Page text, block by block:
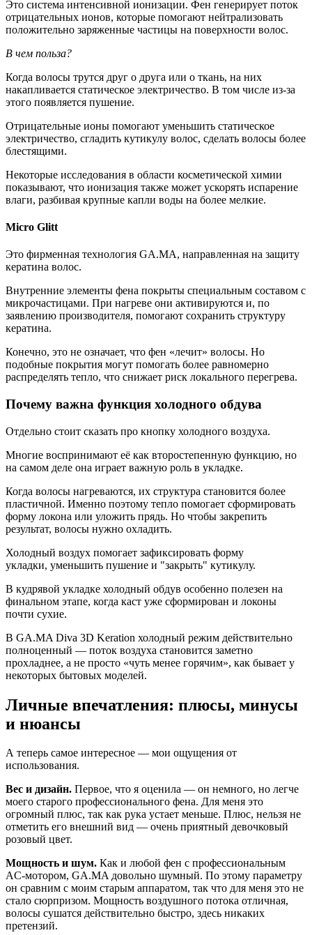
Это система интенсивной ионизации. Фен генерирует поток
отрицательных ионов, которые помогают нейтрализовать
положительно заряженные частицы на поверхности волос.
В чем польза?
Когда волосы трутся друг о друга или о ткань, на них
накапливается статическое электричество. В том числе из-за
этого появляется пушение.
Отрицательные ионы помогают уменьшить статическое
электричество, сгладить кутикулу волос, сделать волосы более
блестящими.
Некоторые исследования в области косметической химии
показывают, что ионизация также может ускорять испарение
влаги, разбивая крупные капли воды на более мелкие.
Micro Glitt
Это фирменная технология GA.MA, направленная на защиту
кератина волос.
Внутренние элементы фена покрыты специальным составом с
микрочастицами. При нагреве они активируются и, по
заявлению производителя, помогают сохранить структуру
кератина.
Конечно, это не означает, что фен «лечит» волосы. Но
подобные покрытия могут помогать более равномерно
распределять тепло, что снижает риск локального перегрева.
Почему важна функция холодного обдува
Отдельно стоит сказать про кнопку холодного воздуха.
Многие воспринимают её как второстепенную функцию, но
на самом деле она играет важную роль в укладке.
Когда волосы нагреваются, их структура становится более
пластичной. Именно поэтому тепло помогает сформировать
форму локона или уложить прядь. Но чтобы закрепить
результат, волосы нужно охладить.
Холодный воздух помогает зафиксировать форму
укладки, уменьшить пушение и "закрыть" кутикулу.
В кудрявой укладке холодный обдув особенно полезен на
финальном этапе, когда каст уже сформирован и локоны
почти сухие.
В GA.MA Diva 3D Keration холодный режим действительно
полноценный — поток воздуха становится заметно
прохладнее, а не просто «чуть менее горячим», как бывает у
некоторых бытовых моделей.
Личные впечатления: плюсы, минусы
и нюансы
А теперь самое интересное — мои ощущения от
использования.
Вес и дизайн. Первое, что я оценила — он немного, но легче
моего старого профессионального фена. Для меня это
огромный плюс, так как рука устает меньше. Плюс, нельзя не
отметить его внешний вид — очень приятный девочковый
розовый цвет.
Мощность и шум. Как и любой фен с профессиональным
AC-мотором, GA.MA довольно шумный. По этому параметру
он сравним с моим старым аппаратом, так что для меня это не
стало сюрпризом. Мощность воздушного потока отличная,
волосы сушатся действительно быстро, здесь никаких
претензий.